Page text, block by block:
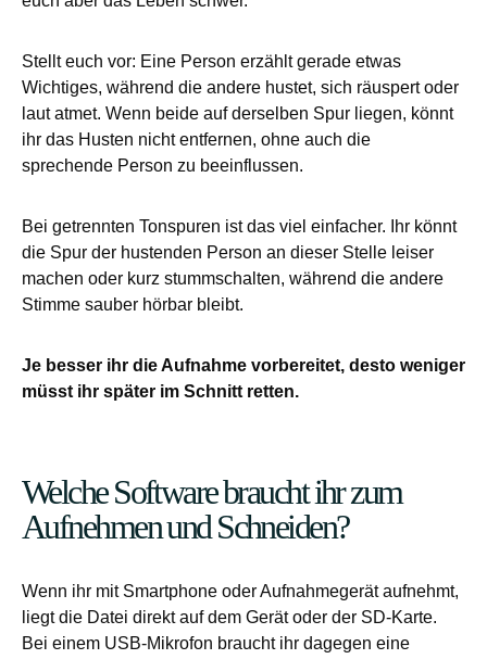
Stellt euch vor: Eine Person erzählt gerade etwas
Wichtiges, während die andere hustet, sich räuspert oder
laut atmet. Wenn beide auf derselben Spur liegen, könnt
ihr das Husten nicht entfernen, ohne auch die
sprechende Person zu beeinflussen.
Bei getrennten Tonspuren ist das viel einfacher. Ihr könnt
die Spur der hustenden Person an dieser Stelle leiser
machen oder kurz stummschalten, während die andere
Stimme sauber hörbar bleibt.
Je besser ihr die Aufnahme vorbereitet, desto weniger
müsst ihr später im Schnitt retten.
Welche Software braucht ihr zum
Aufnehmen und Schneiden?
Wenn ihr mit Smartphone oder Aufnahmegerät aufnehmt,
liegt die Datei direkt auf dem Gerät oder der SD-Karte.
Bei einem USB-Mikrofon braucht ihr dagegen eine